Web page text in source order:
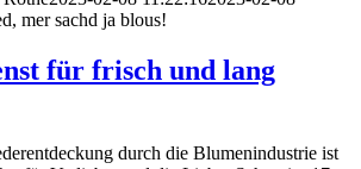
mer sachd ja blous!
für frisch und lang
durch die Blumenindustrie ist